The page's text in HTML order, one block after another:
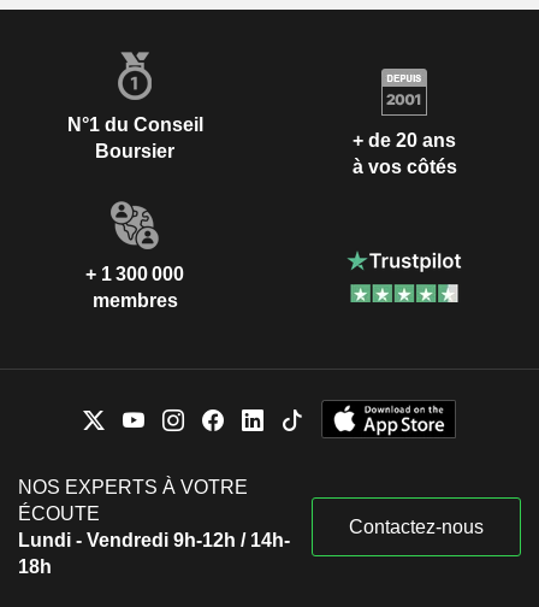
N°1 du Conseil
Boursier
+ de 20 ans
à vos côtés
+ 1 300 000
membres
NOS EXPERTS À VOTRE
ÉCOUTE
Lundi - Vendredi 9h-12h / 14h-
18h
Contactez-nous